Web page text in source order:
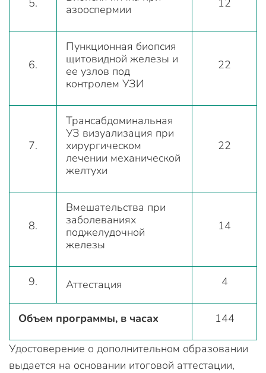
5.
азооспермии
12
6.
Пункционная биопсия
щитовидной железы и
ее узлов под
контролем УЗИ
22
7.
Трансабдоминальная
УЗ визуализация при
хирургическом
лечении механической
желтухи
22
8.
Вмешательства при
заболеваниях
поджелудочной
железы
14
9. Аттестация 4
Объем программы, в часах 144
Удостоверение о дополнительном образовании
выдается на основании итоговой аттестации,